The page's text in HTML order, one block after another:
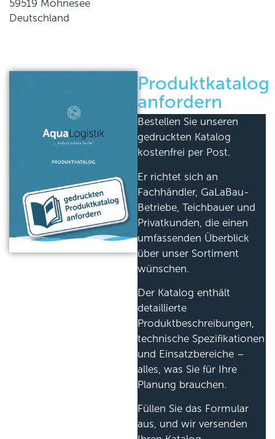
59519 Möhnesee
Deutschland
Produktkatalog
anfordern
Bestellen Sie unseren
gedruckten Katalog
kostenfrei per Post.
Er richtet sich an
Fachhändler, GaLaBau-
Betriebe, Teichbauer und
Privatkunden, die einen
umfassenden Überblick
über unser Sortiment
wünschen.
Der Katalog enthält
detaillierte
Produktbeschreibungen,
technische Spezifikationen
und Einsatzbereiche –
alles, was Sie für Ihre
Planung brauchen.
Füllen Sie das Formular
aus, und wir versenden